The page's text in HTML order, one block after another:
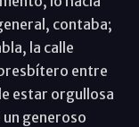
contaba;
la calle
presbítero entre
estar orgullosa
generoso